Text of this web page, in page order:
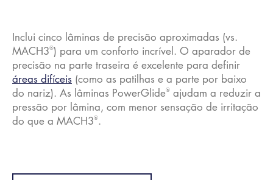
Inclui cinco lâminas de precisão aproximadas (vs.
MACH3®) para um conforto incrível. O aparador de
precisão na parte traseira é excelente para definir
áreas difíceis (como as patilhas e a parte por baixo
do nariz). As lâminas PowerGlide® ajudam a reduzir a
pressão por lâmina, com menor sensação de irritação
do que a MACH3®.